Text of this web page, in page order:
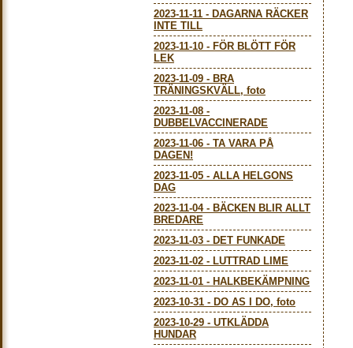
2023-11-11 - DAGARNA RÄCKER
INTE TILL
2023-11-10 - FÖR BLÖTT FÖR
LEK
2023-11-09 - BRA
TRÄNINGSKVÄLL, foto
2023-11-08 -
DUBBELVACCINERADE
2023-11-06 - TA VARA PÅ
DAGEN!
2023-11-05 - ALLA HELGONS
DAG
2023-11-04- BÄCKEN BLIR ALLT
BREDARE
2023-11-03 - DET FUNKADE
2023-11-02 - LUTTRAD LIME
2023-11-01 - HALKBEKÄMPNING
2023-10-31 - DO AS I DO, foto
2023-10-29 - UTKLÄDDA
HUNDAR